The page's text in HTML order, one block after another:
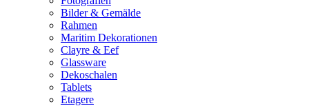
Bilder & Gemälde
Rahmen
Maritim Dekorationen
Clayre & Eef
Glassware
Dekoschalen
Tablets
Etagere